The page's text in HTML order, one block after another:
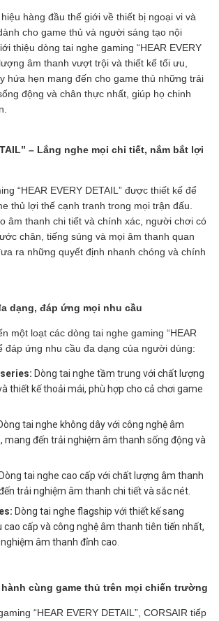
hàng đầu thế giới về thiết bị ngoại vi và
cho game thủ và người sáng tạo nội
thiệu dòng tai nghe gaming “HEAR EVERY
âm thanh vượt trội và thiết kế tối ưu,
hứa hẹn mang đến cho game thủ những trải
động và chân thực nhất, giúp họ chinh
– Lắng nghe mọi chi tiết, nắm bắt lợi
“HEAR EVERY DETAIL” được thiết kế để
thủ lợi thế cạnh tranh trong mọi trận đấu.
âm thanh chi tiết và chính xác, người chơi có
chân, tiếng súng và mọi âm thanh quan
ra những quyết định nhanh chóng và chính
dạng, đáp ứng mọi nhu cầu
một loạt các dòng tai nghe gaming “HEAR
đáp ứng nhu cầu đa dạng của người dùng:
series: Dòng tai nghe tầm trung với chất lượng
thiết kế thoải mái, phù hợp cho cả chơi game
tai nghe không dây với công nghệ âm
mang đến trải nghiệm âm thanh sống động và
tai nghe cao cấp với chất lượng âm thanh
trải nghiệm âm thanh chi tiết và sắc nét.
Dòng tai nghe flagship với thiết kế sang
cao cấp và công nghệ âm thanh tiên tiến nhất,
âm thanh đỉnh cao.
hành cùng game thủ trên mọi chiến trường
“HEAR EVERY DETAIL”, CORSAIR tiếp